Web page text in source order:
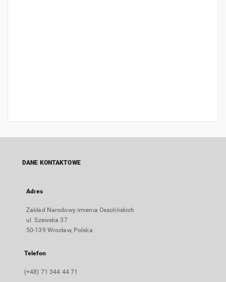
DANE KONTAKTOWE
Adres
Zakład Narodowy imienia Ossolińskich
ul. Szewska 37
50-139 Wrocław, Polska
Telefon
(+48) 71 344 44 71